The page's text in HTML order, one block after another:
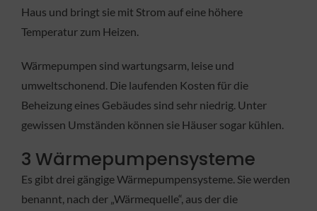
KONTAKT
Haus und bringt sie mit Strom auf eine höhere
Temperatur zum Heizen.
Wärmepumpen sind wartungsarm, leise und
umweltschonend. Die laufenden Kosten für die
Beheizung eines Gebäudes sind sehr niedrig. Unter
gewissen Umständen können sie Häuser sogar kühlen.
3 Wärmepumpensysteme
Es gibt drei gängige Wärmepumpensysteme. Sie werden
benannt, nach der „Wärmequelle“, aus der die